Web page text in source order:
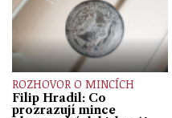
ROZHOVOR O MINCÍCH
Filip Hradil: Co
prozrazují mince